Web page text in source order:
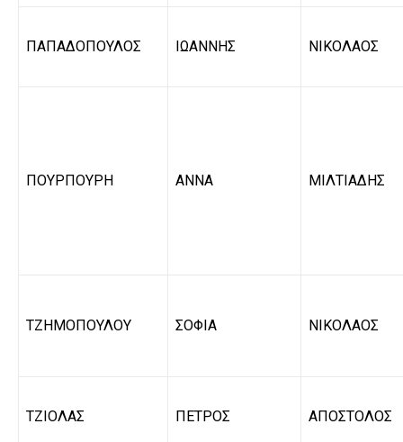
ΠΑΠΑΔΟΠΟΥΛΟΣ ΙΩΑΝΝΗΣ ΝΙΚΟΛΑΟΣ
ΠΟΥΡΠΟΥΡΗ ΑΝΝΑ ΜΙΛΤΙΑΔΗΣ
ΤΖΗΜΟΠΟΥΛΟΥ ΣΟΦΙΑ ΝΙΚΟΛΑΟΣ
ΤΖΙΟΛΑΣ ΠΕΤΡΟΣ ΑΠΟΣΤΟΛΟΣ